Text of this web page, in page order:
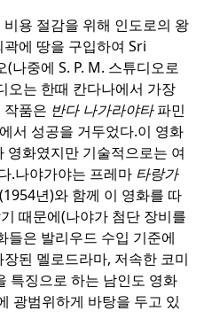
용 절감을 위해 인도로의 왕
에 땅을 구입하여 Sri
중에 S. P. M. 스튜디오로
오는 한때 칸다나에서 가장
작품은 반다 나가라야타파민
서 성공을 거두었다.이 영화
영화였지만 기술적으로는 여
.나야가야는 프레마 타랑가
(1954년)와 함께 이 영화를 따
때문에(나야가 첨단 장비를
들은 발리우드 수입 기준에
된 멜로드라마, 저속한 코미
특징으로 하는 남인도 영화
광범위하게 바탕을 두고 있